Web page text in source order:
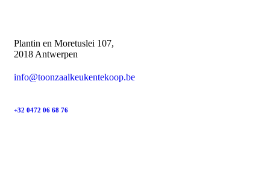
Plantin en Moretuslei 107,
2018 Antwerpen
info@toonzaalkeukentekoop.be
+32 0472 06 68 76